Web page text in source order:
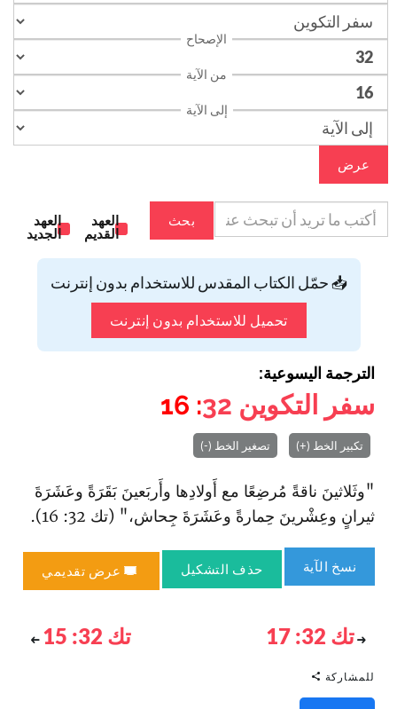
الإصحاح
من الآية
إلى الآية
عرض
بحث
العهد
القديم
العهد
الجديد
📥 حمّل الكتاب المقدس للاستخدام بدون إنترنت
تحميل للاستخدام بدون إنترنت
الترجمة اليسوعية:
سفر التكوين 32
: 16
تكبير الخط (+) تصغير الخط (-)
"وثَلاثينَ ناقةً مُرضِعًا مع أَولادِها وأَربَعينَ بَقَرَةً وعَشَرَةَ
ثيرانٍ وعِشْرينَ حِمارةً وعَشَرَةَ جِحاش،" (تك 32: 16).
نسخ الآية حذف التشكيل عرض تقديمي
تك 32: 17 تك 32: 15
للمشاركة